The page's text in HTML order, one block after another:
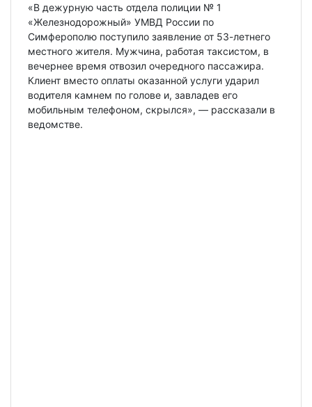
«В дежурную часть отдела полиции № 1
«Железнодорожный» УМВД России по
Симферополю поступило заявление от 53-летнего
местного жителя. Мужчина, работая таксистом, в
вечернее время отвозил очередного пассажира.
Клиент вместо оплаты оказанной услуги ударил
водителя камнем по голове и, завладев его
мобильным телефоном, скрылся», — рассказали в
ведомстве.